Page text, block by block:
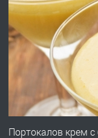
ПРЕДЛАГА
Портокалов крем